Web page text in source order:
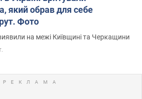
який обрав для себе
Фото
на межі Київщині та Черкащини